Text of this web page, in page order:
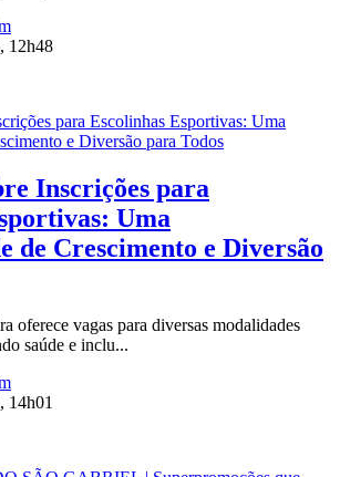
12h48
Inscrições para
Uma
de Crescimento e Diversão
oferece vagas para diversas modalidades
saúde e inclu...
14h01